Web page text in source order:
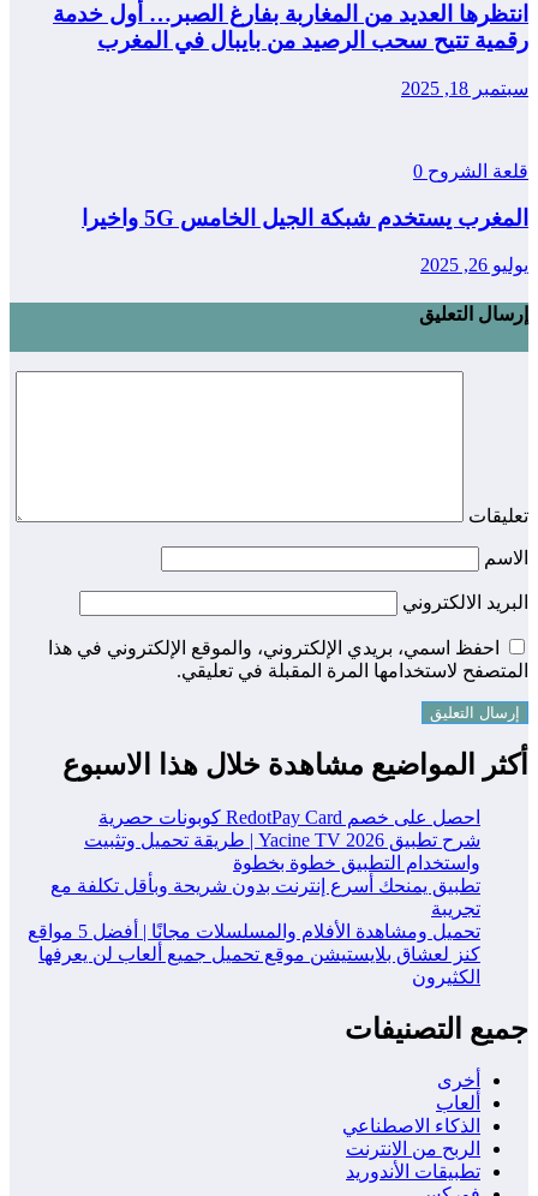
انتظرها العديد من المغاربة بفارغ الصبر… أول خدمة
رقمية تتيح سحب الرصيد من بايبال في المغرب
سبتمبر 18, 2025
قلعة الشروح 0
المغرب يستخدم شبكة الجيل الخامس 5G واخيرا
يوليو 26, 2025
إرسال التعليق
تعليقات
الاسم
البريد الالكتروني
احفظ اسمي، بريدي الإلكتروني، والموقع الإلكتروني في هذا
المتصفح لاستخدامها المرة المقبلة في تعليقي.
أكثر المواضيع مشاهدة خلال هذا الاسبوع
احصل على خصم RedotPay Card كوبونات حصرية
شرح تطبيق Yacine TV 2026 | طريقة تحميل وتثبيت
واستخدام التطبيق خطوة بخطوة
تطبيق يمنحك أسرع إنترنت بدون شريحة وبأقل تكلفة مع
تجريبة
تحميل ومشاهدة الأفلام والمسلسلات مجانًا | أفضل 5 مواقع
كنز لعشاق بلايستيشن موقع تحميل جميع ألعاب لن يعرفها
الكثيرون
جميع التصنيفات
أخرى
ألعاب
الذكاء الاصطناعي
الربح من الانترنت
تطبيقات الأندوريد